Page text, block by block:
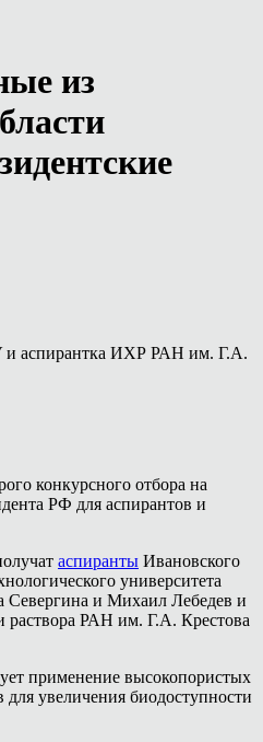
из
и аспирантка ИХР РАН им. Г.А.
конкурсного отбора на
РФ для аспирантов и
аспиранты Ивановского
университета
Севергина и Михаил Лебедев и
раствора РАН им. Г.А. Крестова
применение высокопористых
увеличения биодоступности